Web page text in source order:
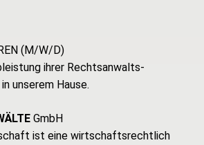
(M/W/D)
ihrer Rechtsanwalts-
unserem Hause.
GmbH
ist eine wirtschaftsrechtlich